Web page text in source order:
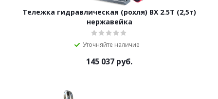
Тележка гидравлическая (рохля) BX 2.5T (2,5т)
нержавейка
Уточняйте наличие
145 037 руб.